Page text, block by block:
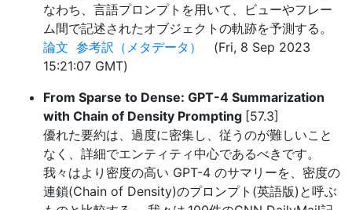
なわち、言語プロンプトを用いて、ビューやフレー
ム間で記述されたオブジェクトの軌跡を予測する。
論文 参考訳（メタデータ）
(Fri, 8 Sep 2023
15:21:07 GMT)
From Sparse to Dense: GPT-4 Summarization
with Chain of Density Prompting [57.3]
優れた要約は、過度に密集し、従うのが難しいこと
なく、詳細でエンティティ中心であるべきです。
我々はより密度の高い GPT-4 のサマリーを、密度の
連鎖(Chain of Density)のプロンプト(英語版)と呼ぶ